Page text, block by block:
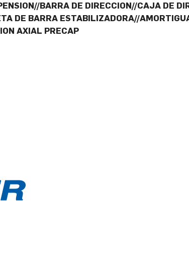
BARRA DE DIRECCION//CAJA DE
DE BARRA ESTABILIZADORA//
AXIAL PRECAP